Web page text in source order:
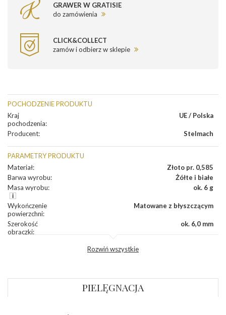
GRAWER W GRATISIE
do zamówienia
CLICK&COLLECT
zamów i odbierz w sklepie
POCHODZENIE PRODUKTU
Kraj
pochodzenia:
UE / Polska
Producent: Stelmach
PARAMETRY PRODUKTU
Materiał:
Złoto pr. 0,585
Barwa wyrobu:
Żółte i białe
Masa wyrobu: ok. 6 g
Wykończenie
powierzchni:
Matowane z błyszczącym
Szerokość
obrączki:
ok. 6,0 mm
Rozwiń wszystkie
PIELĘGNACJA